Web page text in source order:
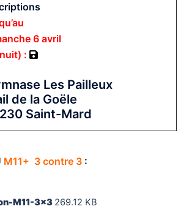
6 avril
:
Les Pailleux
de la Goële
Saint-Mard
M11+ 3 contre 3 :
M11-3x3 269.12 KB